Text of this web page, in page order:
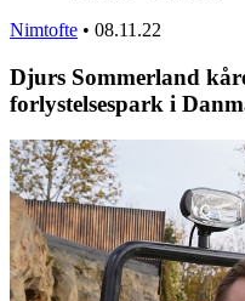
Nimtofte • 08.11.22
Djurs Sommerland
forlystelsespark i